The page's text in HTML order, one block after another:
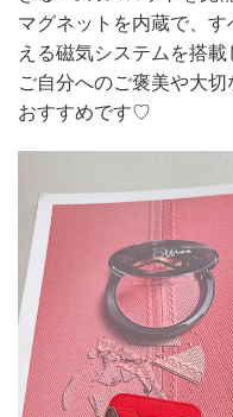
マグネットを内蔵で、
える磁気システムを搭載
ご自分へのご褒美や大
おすすめです♡